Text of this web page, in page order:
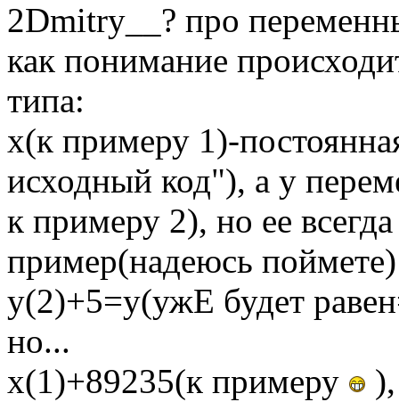
2Dmitry__? про
как понимание
типа:
х(к примеру 1)-
исходный код"), а y
к примеру 2), но ее
пример(надеюсь
y(2)+5=y(ужЕ будет
но...
х(1)+89235(к примеру